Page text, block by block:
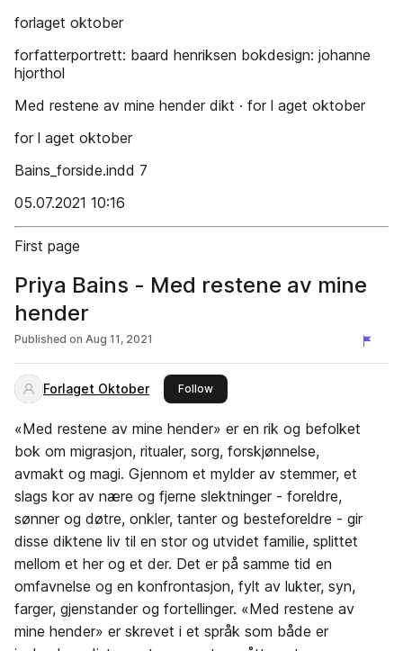
forlaget oktober
forfatterportrett: baard henriksen bokdesign: johanne
hjorthol
Med restene av mine hender dikt · for l aget oktober
for l aget oktober
Bains_forside.indd 7
05.07.2021 10:16
First page
Priya Bains - Med restene av mine
hender
Published on Aug 11, 2021
Forlaget Oktober Followthis publisher
«Med restene av mine hender» er en rik og befolket
bok om migrasjon, ritualer, sorg, forskjønnelse,
avmakt og magi. Gjennom et mylder av stemmer, et
slags kor av nære og fjerne slektninger - foreldre,
sønner og døtre, onkler, tanter og besteforeldre - gir
disse diktene liv til en stor og utvidet familie, splittet
mellom et her og et der. Det er på samme tid en
omfavnelse og en konfrontasjon, fylt av lukter, syn,
farger, gjenstander og fortellinger. «Med restene av
mine hender» er skrevet i et språk som både er